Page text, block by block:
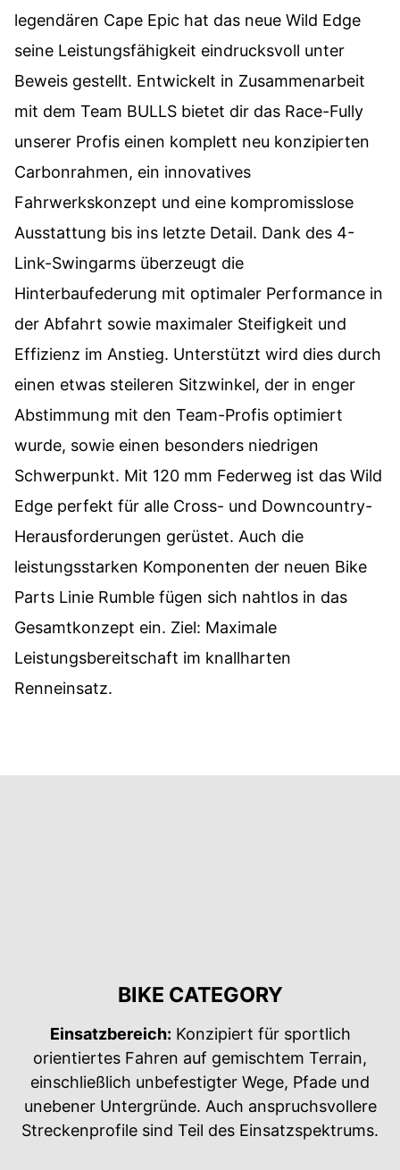
legendären Cape Epic hat das neue Wild Edge
seine Leistungsfähigkeit eindrucksvoll unter
Beweis gestellt. Entwickelt in Zusammenarbeit
mit dem Team BULLS bietet dir das Race-Fully
unserer Profis einen komplett neu konzipierten
Carbonrahmen, ein innovatives
Fahrwerkskonzept und eine kompromisslose
Ausstattung bis ins letzte Detail. Dank des 4-
Link-Swingarms überzeugt die
Hinterbaufederung mit optimaler Performance in
der Abfahrt sowie maximaler Steifigkeit und
Effizienz im Anstieg. Unterstützt wird dies durch
einen etwas steileren Sitzwinkel, der in enger
Abstimmung mit den Team-Profis optimiert
wurde, sowie einen besonders niedrigen
Schwerpunkt. Mit 120 mm Federweg ist das Wild
Edge perfekt für alle Cross- und Downcountry-
Herausforderungen gerüstet. Auch die
leistungsstarken Komponenten der neuen Bike
Parts Linie Rumble fügen sich nahtlos in das
Gesamtkonzept ein. Ziel: Maximale
Leistungsbereitschaft im knallharten
Renneinsatz.
BIKE CATEGORY
Einsatzbereich: Konzipiert für sportlich
orientiertes Fahren auf gemischtem Terrain,
einschließlich unbefestigter Wege, Pfade und
unebener Untergründe. Auch anspruchsvollere
Streckenprofile sind Teil des Einsatzspektrums.